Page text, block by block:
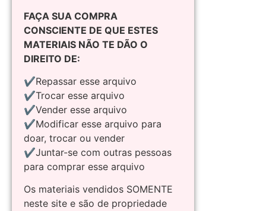
FAÇA SUA COMPRA
CONSCIENTE DE QUE ESTES
MATERIAIS NÃO TE DÃO O
DIREITO DE:
✔Repassar esse arquivo
✔Trocar esse arquivo
✔Vender esse arquivo
✔Modificar esse arquivo para
doar, trocar ou vender
✔Juntar-se com outras pessoas
para comprar esse arquivo
Os materiais vendidos SOMENTE
neste site e são de propriedade